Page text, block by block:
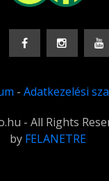
- Adatkezelési
- All Rights
by FELANETRE